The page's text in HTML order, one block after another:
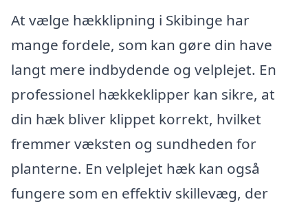
At vælge hækklipning i Skibinge har
mange fordele, som kan gøre din have
langt mere indbydende og velplejet. En
professionel hækkeklipper kan sikre, at
din hæk bliver klippet korrekt, hvilket
fremmer væksten og sundheden for
planterne. En velplejet hæk kan også
fungere som en effektiv skillevæg, der